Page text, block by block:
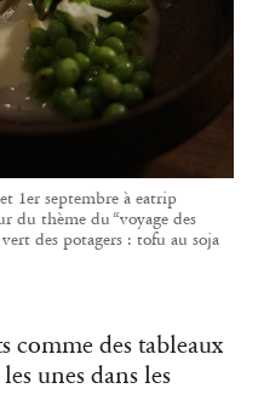
1er septembre à eatrip
du thème du “voyage des
des potagers : tofu au soja
comme des tableaux
unes dans les